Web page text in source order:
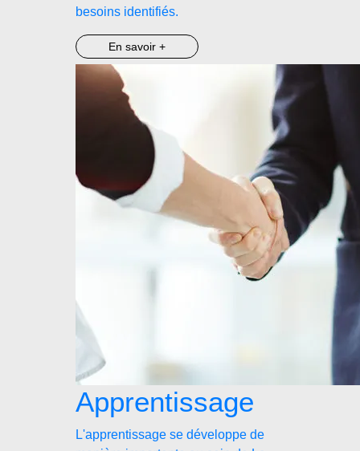
besoins identifiés.
En savoir +
Apprentissage
L'apprentissage se développe de